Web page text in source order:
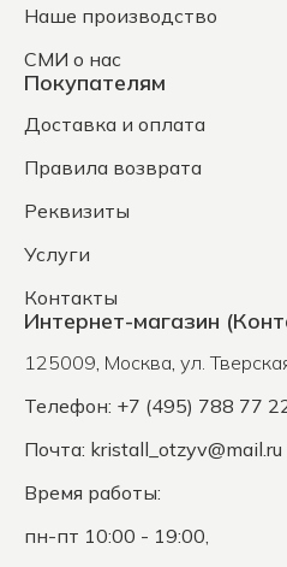
Наше производство
СМИ о нас
Покупателям
Доставка и оплата
Правила возврата
Реквизиты
Услуги
Контакты
Интернет-магазин
125009, Москва, ул.
Телефон: +7 (495) 788 77
Почта: kristall_otzyv@mail.ru
Время работы:
пн-пт 10:00 - 19:00,